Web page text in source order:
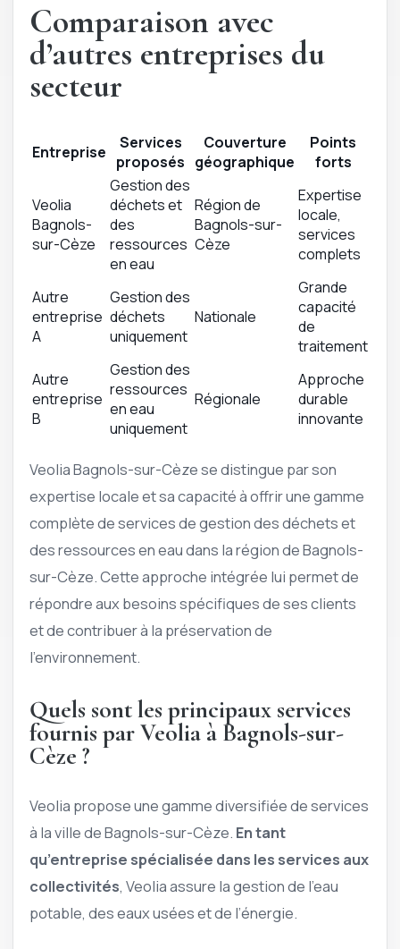
Comparaison avec
d’autres entreprises du
secteur
Entreprise
Services
proposés
Couverture
géographique
Points
forts
Veolia
Bagnols-
sur-Cèze
Gestion des
déchets et
des
ressources
en eau
Région de
Bagnols-sur-
Cèze
Expertise
locale,
services
complets
Autre
entreprise
A
Gestion des
déchets
uniquement
Nationale
Grande
capacité
de
traitement
Autre
entreprise
B
Gestion des
ressources
en eau
uniquement
Régionale
Approche
durable
innovante
Veolia Bagnols-sur-Cèze se distingue par son
expertise locale et sa capacité à offrir une gamme
complète de services de gestion des déchets et
des ressources en eau dans la région de Bagnols-
sur-Cèze. Cette approche intégrée lui permet de
répondre aux besoins spécifiques de ses clients
et de contribuer à la préservation de
l’environnement.
Quels sont les principaux services
fournis par Veolia à Bagnols-sur-
Cèze ?
Veolia propose une gamme diversifiée de services
à la ville de Bagnols-sur-Cèze. En tant
qu’entreprise spécialisée dans les services aux
collectivités, Veolia assure la gestion de l’eau
potable, des eaux usées et de l’énergie.